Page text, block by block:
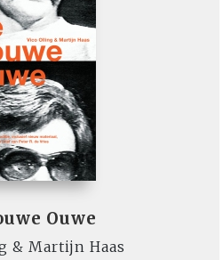
Ouwe
& Martijn Haas